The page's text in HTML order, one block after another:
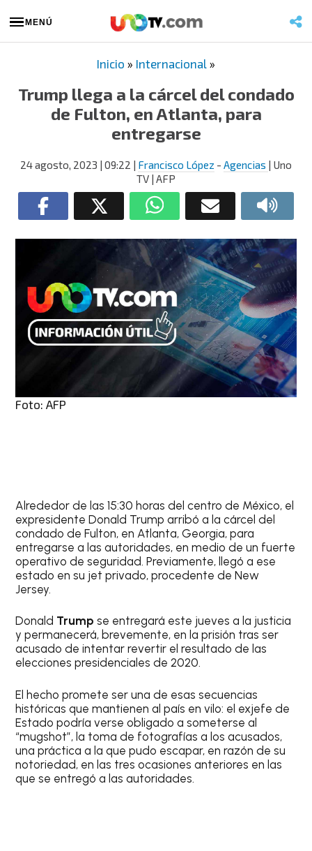
MENÚ
Inicio » Internacional »
Trump llega a la cárcel del condado
de Fulton, en Atlanta, para
entregarse
24 agosto, 2023 | 09:22 | Francisco López - Agencias | Uno
TV | AFP
Foto: AFP
Alrededor de las 15:30 horas del centro de México, el
expresidente Donald Trump arribó a la cárcel del
condado de Fulton, en Atlanta, Georgia, para
entregarse a las autoridades, en medio de un fuerte
operativo de seguridad. Previamente, llegó a ese
estado en su jet privado, procedente de New
Jersey.
Donald Trump se entregará este jueves a la justicia
y permanecerá, brevemente, en la prisión tras ser
acusado de intentar revertir el resultado de las
elecciones presidenciales de 2020.
El hecho promete ser una de esas secuencias
históricas que mantienen al país en vilo: el exjefe de
Estado podría verse obligado a someterse al
“mugshot”, la toma de fotografías a los acusados,
una práctica a la que pudo escapar, en razón de su
notoriedad, en las tres ocasiones anteriores en las
que se entregó a las autoridades.